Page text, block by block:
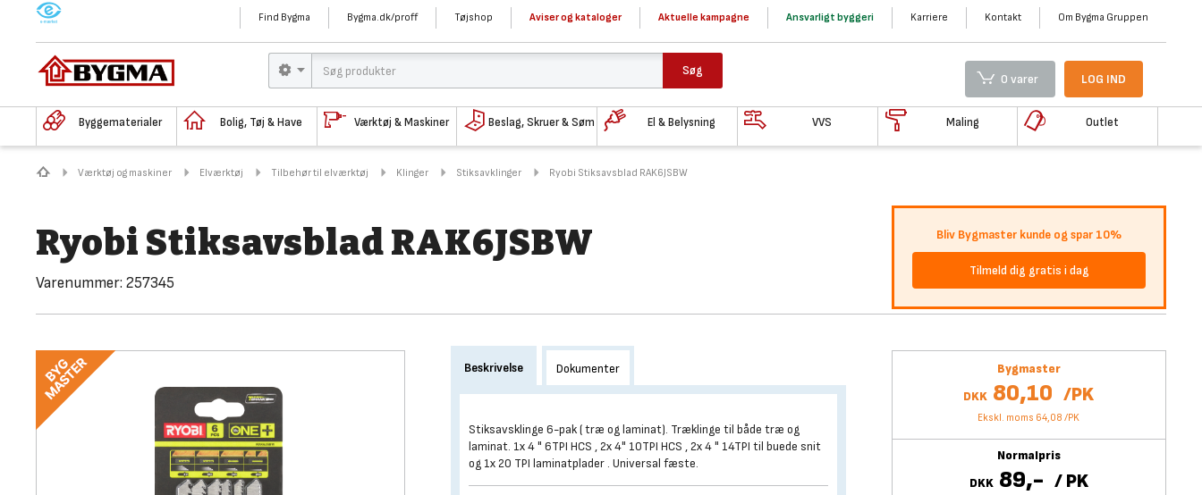
M Find Bygma Bygma.dk/proff Tøjshop Aviser og kataloger Aktuelle kampagne Ansvarligt byggeri Karriere Kontakt Om Bygma Gruppen
Søg
0 varer LOG IND
Byggematerialer Bolig, Tøj & Have Værktøj & Maskiner Beslag, Skruer & Søm El & Belysning VVS Maling Outlet
Værktøj og maskiner Elværktøj Tilbehør til elværktøj Klinger Stiksavklinger Ryobi Stiksavsblad RAK6JSBW
Ryobi Stiksavsblad RAK6JSBW
Varenummer: 257345
Bliv Bygmaster kunde og spar 10%
Tilmeld dig gratis i dag
Bygmaster
DKK 80,10 /PK
Ekskl. moms 64,08 /PK
Normalpris
DKK 89,- /PK
Beskrivelse Dokumenter
Stiksavsklinge 6-pak ( træ og laminat). Træklinge til både træ og
laminat. 1x 4 " 6TPI HCS , 2x 4" 10TPI HCS , 2x 4 " 14TPI til buede snit
og 1x 20 TPI laminatplader . Universal fæste.